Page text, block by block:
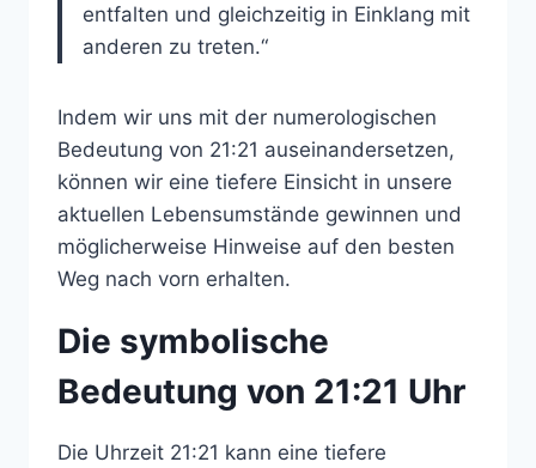
entfalten und gleichzeitig in Einklang mit
anderen zu treten.“
Indem wir uns mit der numerologischen
Bedeutung von 21:21 auseinandersetzen,
können wir eine tiefere Einsicht in unsere
aktuellen Lebensumstände gewinnen und
möglicherweise Hinweise auf den besten
Weg nach vorn erhalten.
Die symbolische
Bedeutung von 21:21 Uhr
Die Uhrzeit 21:21 kann eine tiefere